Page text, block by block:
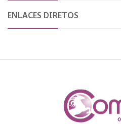
ENLACES DIRETOS